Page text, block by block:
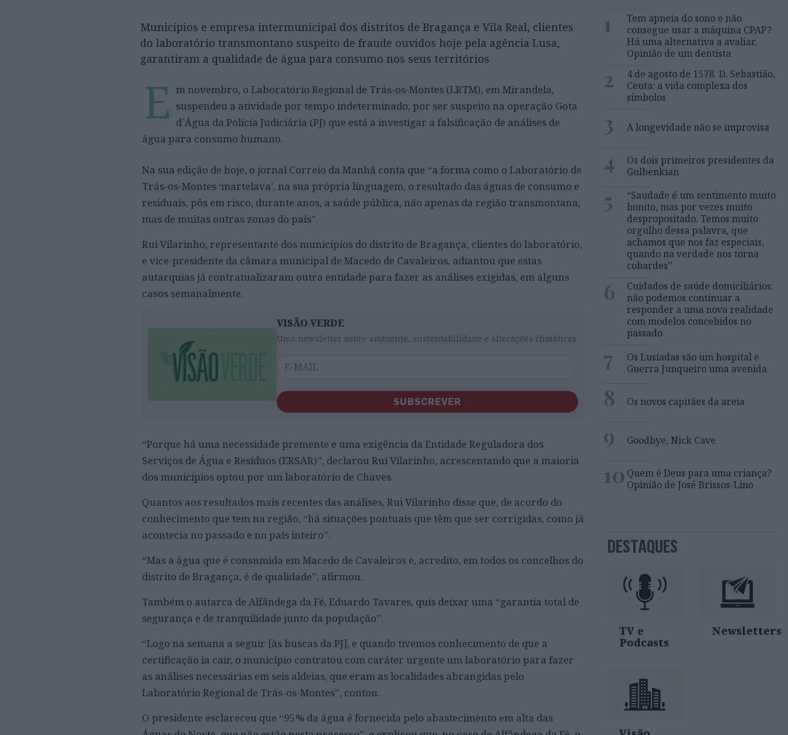
Municípios e empresa intermunicipal dos distritos de Bragança e Vila Real, clientes
do laboratório transmontano suspeito de fraude ouvidos hoje pela agência Lusa,
garantiram a qualidade de água para consumo nos seus territórios
E m novembro, o Laboratório Regional de Trás-os-Montes (LRTM), em Mirandela,
suspendeu a atividade por tempo indeterminado, por ser suspeito na operação Gota
d´Água da Polícia Judiciária (PJ) que está a investigar a falsificação de análises de
água para consumo humano.
Na sua edição de hoje, o jornal Correio da Manhã conta que “a forma como o Laboratório de
Trás-os-Montes ‘martelava’, na sua própria linguagem, o resultado das águas de consumo e
residuais, pôs em risco, durante anos, a saúde pública, não apenas da região transmontana,
mas de muitas outras zonas do país”.
Rui Vilarinho, representante dos municípios do distrito de Bragança, clientes do laboratório,
e vice-presidente da câmara municipal de Macedo de Cavaleiros, adiantou que estas
autarquias já contratualizaram outra entidade para fazer as análises exigidas, em alguns
casos semanalmente.
VISÃO VERDE
Uma newsletter sobre ambiente, sustentabilidade e alterações climáticas
SUBSCREVER
“Porque há uma necessidade premente e uma exigência da Entidade Reguladora dos
Serviços de Água e Resíduos (ERSAR)”, declarou Rui Vilarinho, acrescentando que a maioria
dos municípios optou por um laboratório de Chaves.
Quantos aos resultados mais recentes das análises, Rui Vilarinho disse que, de acordo do
conhecimento que tem na região, “há situações pontuais que têm que ser corrigidas, como já
acontecia no passado e no país inteiro”.
“Mas a água que é consumida em Macedo de Cavaleiros e, acredito, em todos os concelhos do
distrito de Bragança, é de qualidade”, afirmou.
Também o autarca de Alfândega da Fé, Eduardo Tavares, quis deixar uma “garantia total de
segurança e de tranquilidade junto da população”.
“Logo na semana a seguir [às buscas da PJ], e quando tivemos conhecimento de que a
certificação ia cair, o município contratou com caráter urgente um laboratório para fazer
as análises necessárias em seis aldeias, que eram as localidades abrangidas pelo
Laboratório Regional de Trás-os-Montes”, contou.
O presidente esclareceu que “95% da água é fornecida pelo abastecimento em alta das
1
Tem apneia do sono e não
consegue usar a máquina CPAP?
Há uma alternativa a avaliar.
Opinião de um dentista
2
4 de agosto de 1578. D. Sebastião,
Ceuta: a vida complexa dos
símbolos
3 A longevidade não se improvisa
4
Os dois primeiros presidentes da
Gulbenkian
5
“Saudade é um sentimento muito
bonito, mas por vezes muito
despropositado. Temos muito
orgulho dessa palavra, que
achamos que nos faz especiais,
quando na verdade nos torna
cobardes’’
6
Cuidados de saúde domiciliários:
não podemos continuar a
responder a uma nova realidade
com modelos concebidos no
passado
7
Os Lusíadas são um hospital e
Guerra Junqueiro uma avenida
8 Os novos capitães da areia
9 Goodbye, Nick Cave
10 Quem é Deus para uma criança?
Opinião de José Brissos-Lino
DESTAQUES
TV e
Podcasts
Newsletters